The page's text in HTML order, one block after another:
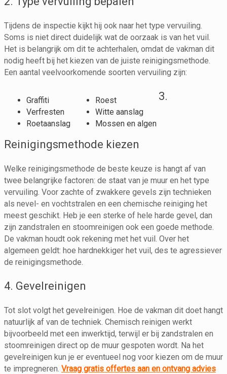
Tijdens de inspectie kijkt hij ook naar het type vervuiling.
Soms is niet direct duidelijk wat de oorzaak is van het vuil.
Het is belangrijk om dit te achterhalen, omdat de vakman dit
nodig heeft bij het kiezen van de juiste reinigingsmethode.
Een aantal veelvoorkomende soorten vervuiling zijn:
Graffiti
Verfresten
Roetaanslag
Roest
Witte aanslag
Mossen en algen
3.
Reinigingsmethode kiezen
Welke reinigingsmethode de beste keuze is hangt af van
twee belangrijke factoren: de staat van je muur en het type
vervuiling. Voor zachte of zwakkere gevels zijn technieken
als nevel- en vochtstralen en een chemische reiniging het
meest geschikt. Heb je een sterke of hele harde gevel, dan
zijn zandstralen en stoomreinigen ook een goede methode.
De vakman houdt ook rekening met het vuil. Over het
algemeen geldt: hoe hardnekkiger het vuil, des te agressiever
de reinigingsmethode.
4. Gevelreinigen
Tot slot volgt het gevelreinigen. Hoe de vakman dit doet hangt
natuurlijk af van de techniek. Chemisch reinigen werkt
bijvoorbeeld met een inwerktijd, terwijl er bij zandstralen en
stoomreinigen direct op de muur gespoten wordt. Na het
gevelreinigen kun je er eventueel nog voor kiezen om de muur
te impregneren. Vraag gratis offertes aan en ontvang advies